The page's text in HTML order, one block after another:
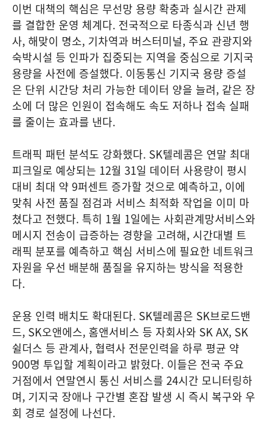
이번 대책의 핵심은 무선망 용량 확충과 실시간 관제
를 결합한 운영 체계다. 전국적으로 타종식과 신년 행
사, 해맞이 명소, 기차역과 버스터미널, 주요 관광지와
숙박시설 등 인파가 집중되는 지역을 중심으로 기지국
용량을 사전에 증설했다. 이동통신 기지국 용량 증설
은 단위 시간당 처리 가능한 데이터 양을 늘려, 같은 장
소에 더 많은 인원이 접속해도 속도 저하나 접속 실패
를 줄이는 효과를 낸다.
트래픽 패턴 분석도 강화했다. SK텔레콤은 연말 최대
피크일로 예상되는 12월 31일 데이터 사용량이 평시
대비 최대 약 9퍼센트 증가할 것으로 예측하고, 이에
맞춰 사전 품질 점검과 서비스 최적화 작업을 이미 마
쳤다고 전했다. 특히 1월 1일에는 사회관계망서비스와
메시지 전송이 급증하는 경향을 고려해, 시간대별 트
래픽 분포를 예측하고 핵심 서비스에 필요한 네트워크
자원을 우선 배분해 품질을 유지하는 방식을 적용한
다.
운용 인력 배치도 확대된다. SK텔레콤은 SK브로드밴
드, SK오앤에스, 홈앤서비스 등 자회사와 SK AX, SK
쉴더스 등 관계사, 협력사 전문인력을 하루 평균 약
900명 투입할 계획이라고 밝혔다. 이들은 전국 주요
거점에서 연말연시 통신 서비스를 24시간 모니터링하
며, 기지국 장애나 구간별 혼잡 발생 시 즉시 복구와 우
회 경로 설정에 나선다.